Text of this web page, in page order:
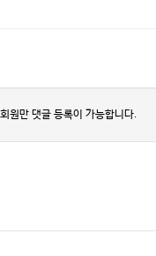
원만 댓글 등록이 가능합니다.